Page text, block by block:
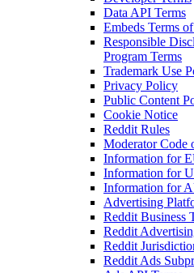
Data API Terms
Embeds Terms
Responsible
Program Terms
Trademark Use
Privacy Policy
Public Content
Cookie Notice
Reddit Rules
Moderator Code
Information for
Information for
Information for
Advertising
Reddit Business
Reddit
Reddit
Reddit Ads